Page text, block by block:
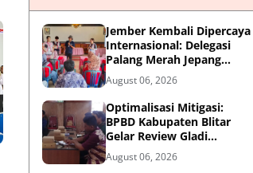
Jember Kembali Dipercaya
Internasional: Delegasi
Palang Merah Jepang
Perkuat Kesiapsiagaan
Bencana di Kawasan
Pesisir dan Sekolah
August 06, 2026
Optimalisasi Mitigasi:
BPBD Kabupaten Blitar
Gelar Review Gladi
Kontinjensi Erupsi Gunung
Kelud
August 06, 2026